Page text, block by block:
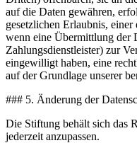
auf die Daten gewähren,
gesetzlichen Erlaubnis,
wenn eine Übermittlung der
Zahlungsdienstleister) zur
eingewilligt haben, eine
auf der Grundlage unserer
### 5. Änderung der
Die Stiftung behält sich das
jederzeit anzupassen.